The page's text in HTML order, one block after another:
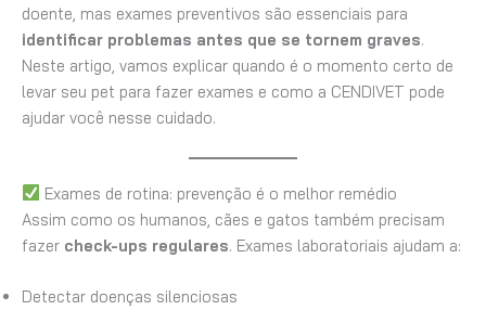
doente, mas exames preventivos são essenciais para
identificar problemas antes que se tornem graves.
Neste artigo, vamos explicar quando é o momento certo de
levar seu pet para fazer exames e como a CENDIVET pode
ajudar você nesse cuidado.
Exames de rotina: prevenção é o melhor remédio
Assim como os humanos, cães e gatos também precisam
fazer check-ups regulares. Exames laboratoriais ajudam a:
Detectar doenças silenciosas